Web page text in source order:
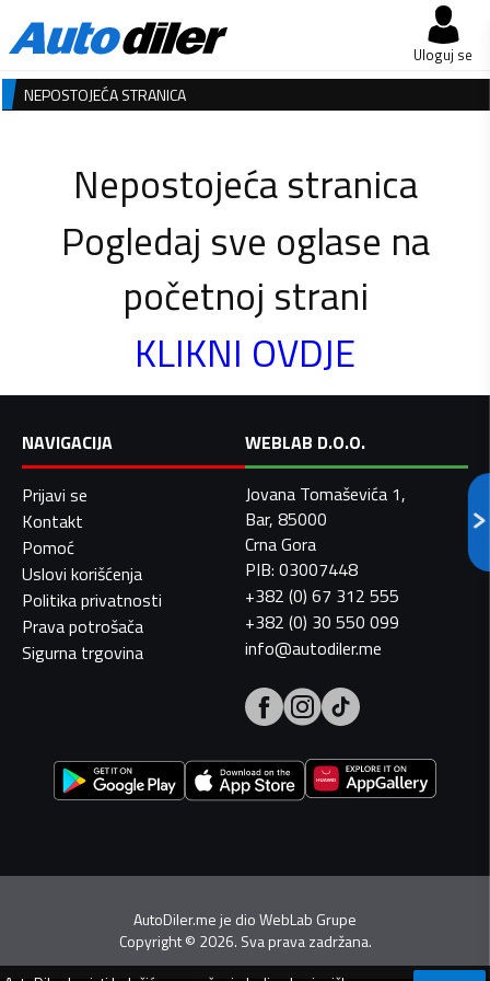
Uloguj se
NEPOSTOJEĆA STRANICA
Nepostojeća stranica
Pogledaj sve oglase na
početnoj strani
KLIKNI OVDJE
NAVIGACIJA
Prijavi se
Kontakt
Pomoć
Uslovi korišćenja
Politika privatnosti
Prava potrošača
Sigurna trgovina
WEBLAB D.O.O.
Jovana Tomaševića 1,
Bar, 85000
Crna Gora
PIB: 03007448
+382 (0) 67 312 555
+382 (0) 30 550 099
info@autodiler.me
AutoDiler.me je dioWebLab Grupe
Copyright© 2026. Sva prava zadržana.